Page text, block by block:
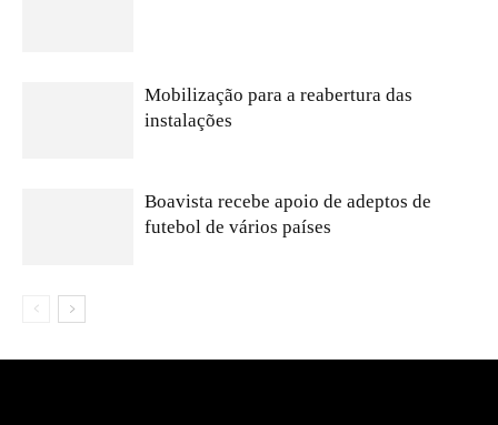
Mobilização para a reabertura das
instalações
Boavista recebe apoio de adeptos de
futebol de vários países